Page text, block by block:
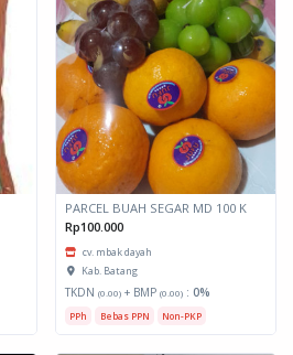
PARCEL BUAH SEGAR MD 100 K
Rp100.000
cv. mbak dayah
Kab. Batang
TKDN (0.00) + BMP (0.00) : 0%
PPh Bebas PPN Non-PKP